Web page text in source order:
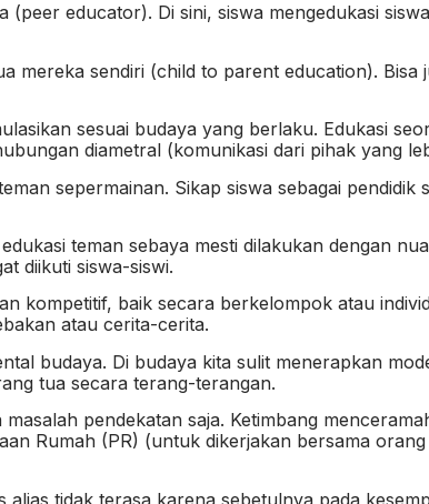
(peer educator). Di sini, siswa mengedukasi
mereka sendiri (child to parent education).
sesuai budaya yang berlaku. Edukasi
diametral (komunikasi dari pihak yang
sepermainan. Sikap siswa sebagai
teman sebaya mesti dilakukan dengan
diikuti siswa-siswi.
kompetitif, baik secara berkelompok atau
atau cerita-cerita.
budaya. Di budaya kita sulit menerapkan
tua secara terang-terangan.
pendekatan saja. Ketimbang
Rumah (PR) (untuk dikerjakan bersama
alias tidak terasa karena sebetulnya pada